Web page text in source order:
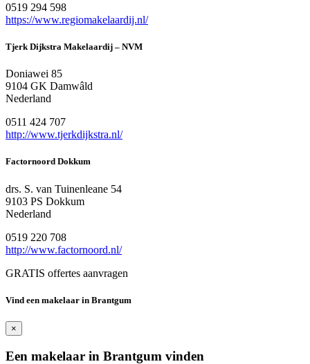
0519 294 598
https://www.regiomakelaardij.nl/
Tjerk Dijkstra Makelaardij – NVM
Doniawei 85
9104 GK Damwâld
Nederland
0511 424 707
http://www.tjerkdijkstra.nl/
Factornoord Dokkum
drs. S. van Tuinenleane 54
9103 PS Dokkum
Nederland
0519 220 708
http://www.factornoord.nl/
GRATIS offertes aanvragen
Vind een makelaar in Brantgum
×
Een makelaar in Brantgum vinden